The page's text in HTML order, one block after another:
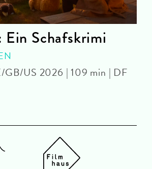
Schafskrimi
GB/US 2026 | 109 min | DF